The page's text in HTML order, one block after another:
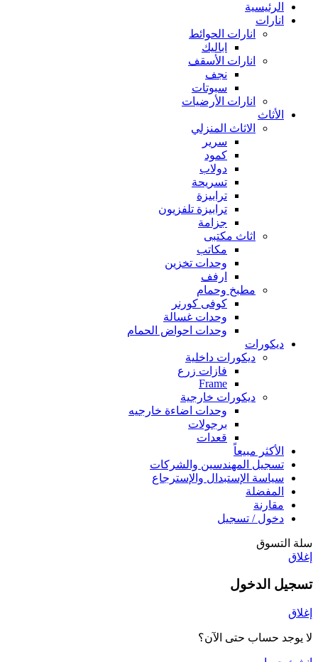
الرئيسية
انارات
انارات الحوائط
اباليك
انارات الأسقف
نجف
سبوتات
انارات الأرضيات
الأثاث
الاثاث المنزلي
سرير
كمود
دولاب
تسريحة
ترابيزة
ترابيزة تلفزيون
جزامة
اثاث مكتبى
مكاتب
وحدات تخزين
ارفف
مطبخ وحمام
كوفى كورنر
وحدات غسالة
وحدات احواض الحمام
ديكورات
ديكورات داخلية
فازات زرع
Frame
ديكورات خارجية
وحدات اضاءة خارجيه
برجولات
قعدات
الأكثر مبيعاً
تسجيل المهندسين والشركات
سياسة الإستبدال والإسترجاع
المفضلة
مقارنة
دخول / تسجيل
سلة التسوق
إغلاق
تسجيل الدخول
إغلاق
لا يوجد حساب حتى الآن؟